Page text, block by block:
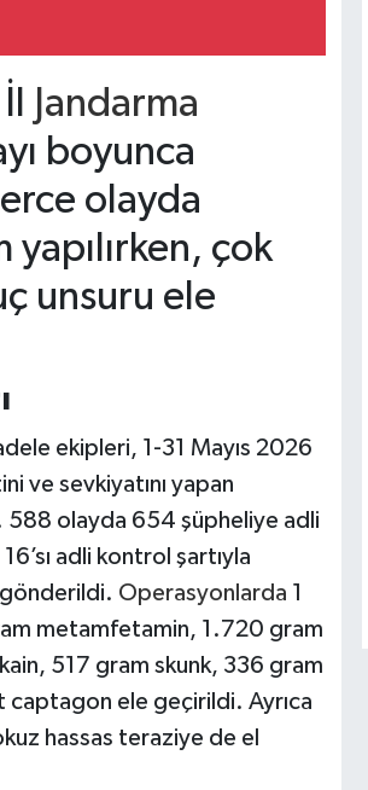
Jandarma
boyunca
olayda
çok
unsuru ele
ekipleri, 1-31 Mayıs 2026
ve sevkiyatını yapan
588 olayda 654 şüpheliye adli
adli kontrol şartıyla
Operasyonlarda 1
metamfetamin, 1.720 gram
517 gram skunk, 336 gram
ele geçirildi. Ayrıca
hassas teraziye de el